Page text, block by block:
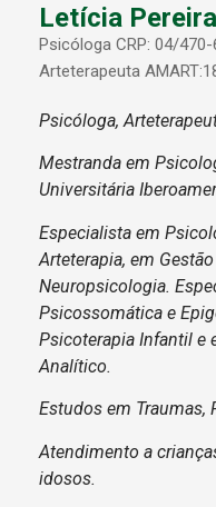
Letícia
Psicóloga CRP: 04/470-
Arteterapeuta
Psicóloga,
Mestranda em
Universitária
Especialista em
Arteterapia, em
Neuropsicologia.
Psicossomática e
Psicoterapia Infantil e
Analítico.
Estudos em Traumas,
Atendimento a
idosos.